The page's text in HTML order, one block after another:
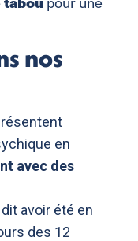
nos
en
avec des
avoir été en
des 12